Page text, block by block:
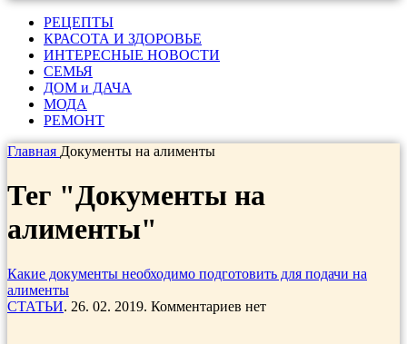
РЕЦЕПТЫ
КРАСОТА И ЗДОРОВЬЕ
ИНТЕРЕСНЫЕ НОВОСТИ
СЕМЬЯ
ДОМ и ДАЧА
МОДА
РЕМОНТ
Главная Документы на алименты
Тег "Документы на
алименты"
Какие документы необходимо подготовить для подачи на
алименты
СТАТЬИ. 26. 02. 2019. Комментариев нет